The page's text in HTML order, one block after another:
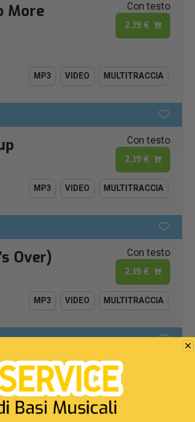
More
Con testo
2,19 €
MP3 VIDEO MULTITRACCIA
Con testo
2,19 €
MP3 VIDEO MULTITRACCIA
Over) Con testo
2,19 €
MP3 VIDEO MULTITRACCIA
VIDEO MULTITRACCIA